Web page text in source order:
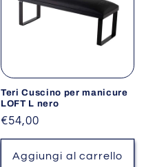
Teri Cuscino per manicure
LOFT L nero
Prezzo
di
listino
€54,00
Aggiungi al carrello